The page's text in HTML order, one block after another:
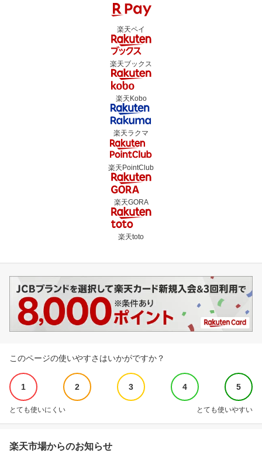
楽天ペイ
楽天ブックス
楽天Kobo
楽天ラクマ
楽天PointClub
楽天GORA
楽天toto
このページの使いやすさはいかがですか？
1 2 3 4 5
とても使いにくい とても使いやすい
楽天市場からのお知らせ